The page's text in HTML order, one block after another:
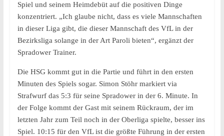
Spiel und seinem Heimdebüt auf die positiven Dinge
konzentriert. „Ich glaube nicht, dass es viele Mannschaften
in dieser Liga gibt, die dieser Mannschaft des VfL in der
Bezirksliga solange in der Art Paroli bieten“, ergänzt der
Spradower Trainer.
Die HSG kommt gut in die Partie und führt in den ersten
Minuten des Spiels sogar. Simon Stöhr markiert via
Strafwurf das 5:3 für seine Spradower in der 6. Minute. In
der Folge kommt der Gast mit seinem Rückraum, der im
letzten Jahr zum Teil noch in der Oberliga spielte, besser ins
Spiel. 10:15 für den VfL ist die größte Führung in der ersten